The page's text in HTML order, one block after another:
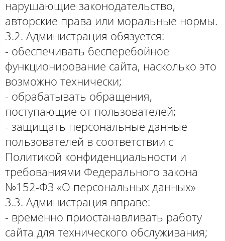
нарушающие законодательство,
авторские права или моральные нормы.
3.2. Администрация обязуется:
- обеспечивать бесперебойное
функционирование сайта, насколько это
возможно технически;
- обрабатывать обращения,
поступающие от пользователей;
- защищать персональные данные
пользователей в соответствии с
Политикой конфиденциальности и
требованиями Федерального закона
№152-ФЗ «О персональных данных»
3.3. Администрация вправе:
- временно приостанавливать работу
сайта для технического обслуживания;